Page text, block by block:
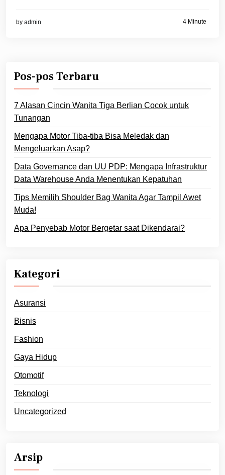
by admin 4 Minute
Pos-pos Terbaru
7 Alasan Cincin Wanita Tiga Berlian Cocok untuk
Tunangan
Mengapa Motor Tiba-tiba Bisa Meledak dan
Mengeluarkan Asap?
Data Governance dan UU PDP: Mengapa Infrastruktur
Data Warehouse Anda Menentukan Kepatuhan
Tips Memilih Shoulder Bag Wanita Agar Tampil Awet
Muda!
Apa Penyebab Motor Bergetar saat Dikendarai?
Kategori
Asuransi
Bisnis
Fashion
Gaya Hidup
Otomotif
Teknologi
Uncategorized
Arsip